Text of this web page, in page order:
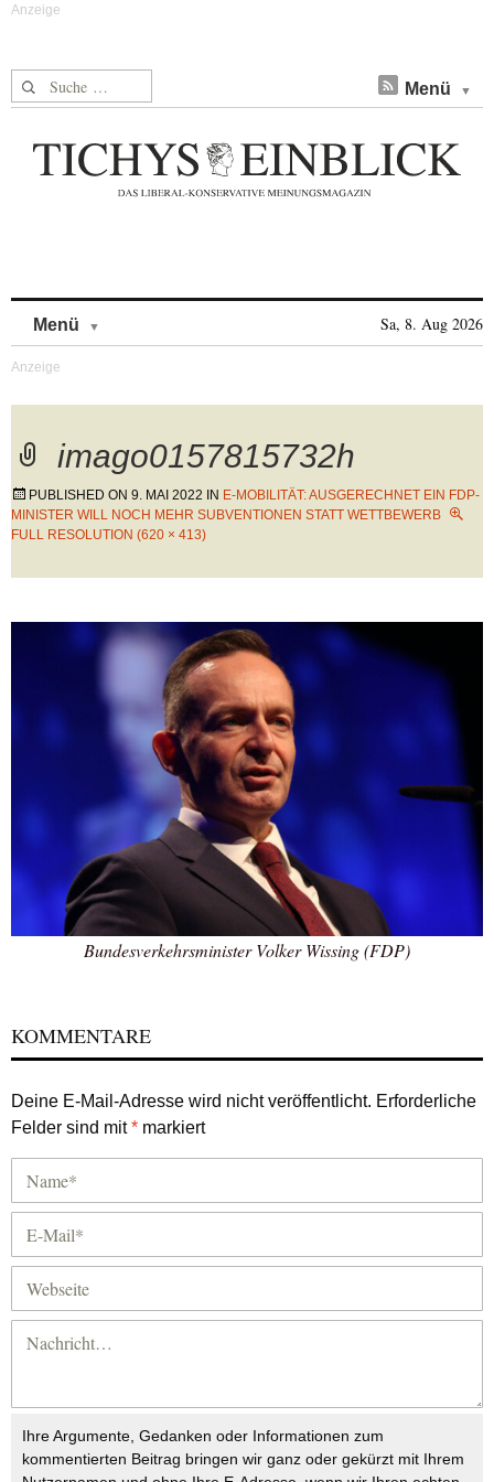
Suche nach: Menü
Menü Sa, 8. Aug 2026
imago0157815732h
PUBLISHED ON 9. MAI 2022 IN E-MOBILITÄT: AUSGERECHNET EIN FDP-
MINISTER WILL NOCH MEHR SUBVENTIONEN STATT WETTBEWERB
FULL RESOLUTION (620 × 413)
Bundesverkehrsminister Volker Wissing (FDP)
KOMMENTARE
Deine E-Mail-Adresse wird nicht veröffentlicht. Erforderliche
Felder sind mit* markiert
Ihre Argumente, Gedanken oder Informationen zum
kommentierten Beitrag bringen wir ganz oder gekürzt mit Ihrem